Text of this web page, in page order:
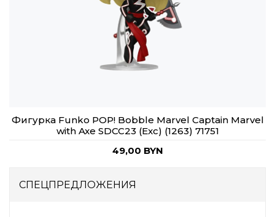
Фигурка Funko POP! Bobble Marvel Captain Marvel
with Axe SDCC23 (Exc) (1263) 71751
49,00 BYN
СПЕЦПРЕДЛОЖЕНИЯ